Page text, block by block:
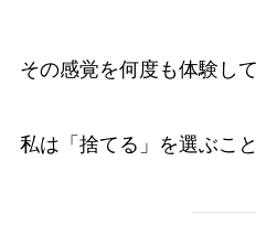
その感覚を何度も体験し
私は「捨てる」を選ぶこ